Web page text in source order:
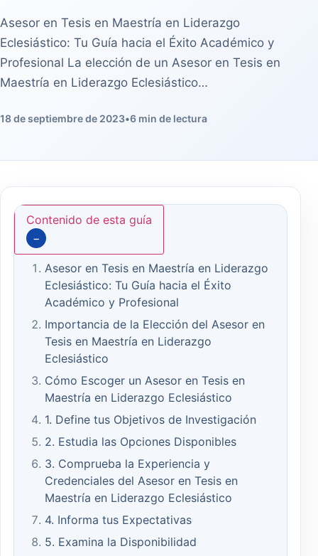
Asesor en Tesis en Maestría en Liderazgo
Eclesiástico: Tu Guía hacia el Éxito Académico y
Profesional La elección de un Asesor en Tesis en
Maestría en Liderazgo Eclesiástico…
18 de septiembre de 2023•6 min de lectura
Contenido de esta guía
−
Asesor en Tesis en Maestría en Liderazgo
Eclesiástico: Tu Guía hacia el Éxito
Académico y Profesional
Importancia de la Elección del Asesor en
Tesis en Maestría en Liderazgo
Eclesiástico
Cómo Escoger un Asesor en Tesis en
Maestría en Liderazgo Eclesiástico
1. Define tus Objetivos de Investigación
2. Estudia las Opciones Disponibles
3. Comprueba la Experiencia y
Credenciales del Asesor en Tesis en
Maestría en Liderazgo Eclesiástico
4. Informa tus Expectativas
5. Examina la Disponibilidad